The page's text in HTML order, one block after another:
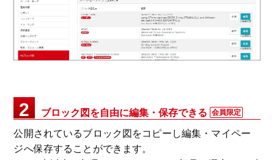
2 ブロック図を自由に編集・保存できる 会員限定
公開されているブロック図をコピーし編集・マイペー
ジへ保存することができます。